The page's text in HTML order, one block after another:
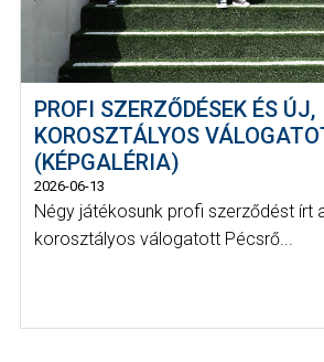
PROFI SZERZŐDÉSEK ÉS ÚJ,
KOROSZTÁLYOS
(KÉPGALÉRIA)
2026-06-13
Négy játékosunk profi szerződést írt
korosztályos válogatott Pécsrő...